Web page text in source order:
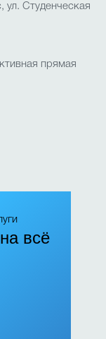
ул. Студенческая
прямая
всё